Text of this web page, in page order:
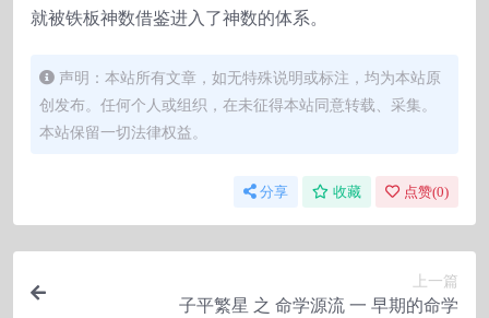
就被铁板神数借鉴进入了神数的体系。
声明：本站所有文章，如无特殊说明或标注，均为本站原
创发布。任何个人或组织，在未征得本站同意转载、采集。
本站保留一切法律权益。
分享 收藏 点赞(0)
上一篇
子平繁星 之 命学源流 一 早期的命学